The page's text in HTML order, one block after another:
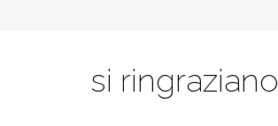
si ringraziano